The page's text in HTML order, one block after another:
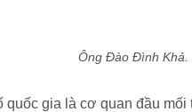
Ông Đào Đình Khả.
gia là cơ quan đầu